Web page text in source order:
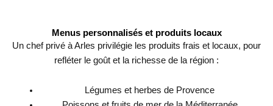
Menus personnalisés et produits locaux
Un chef privé à Arles privilégie les produits frais et locaux, pour
refléter le goût et la richesse de la région :
Légumes et herbes de Provence